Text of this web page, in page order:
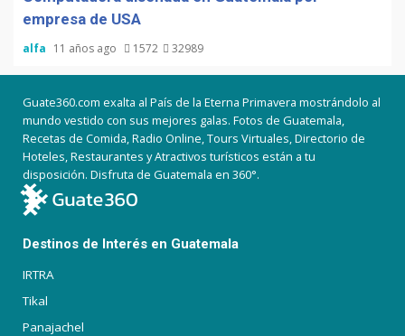
empresa de USA
alfa 11 años ago 1572 32989
Guate360.com exalta al País de la Eterna Primavera mostrándolo al
mundo vestido con sus mejores galas. Fotos de Guatemala,
Recetas de Comida, Radio Online, Tours Virtuales, Directorio de
Hoteles, Restaurantes y Atractivos turísticos están a tu
disposición. Disfruta de Guatemala en 360°.
Destinos de Interés en Guatemala
IRTRA
Tikal
Panajachel